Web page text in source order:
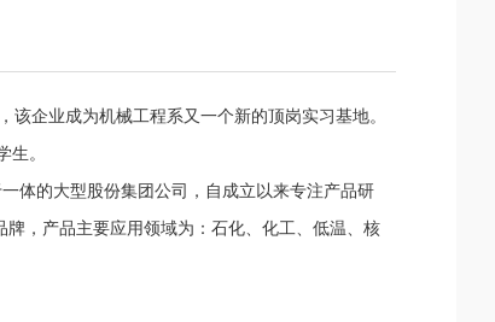
企业成为机械工程系又一个新的顶岗实习基地。
。
体的大型股份集团公司，自成立以来专注产品研
，产品主要应用领域为：石化、化工、低温、核